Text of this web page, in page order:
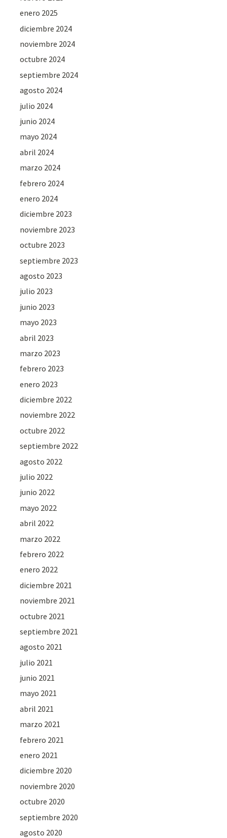
enero 2025
diciembre 2024
noviembre 2024
octubre 2024
septiembre 2024
agosto 2024
julio 2024
junio 2024
mayo 2024
abril 2024
marzo 2024
febrero 2024
enero 2024
diciembre 2023
noviembre 2023
octubre 2023
septiembre 2023
agosto 2023
julio 2023
junio 2023
mayo 2023
abril 2023
marzo 2023
febrero 2023
enero 2023
diciembre 2022
noviembre 2022
octubre 2022
septiembre 2022
agosto 2022
julio 2022
junio 2022
mayo 2022
abril 2022
marzo 2022
febrero 2022
enero 2022
diciembre 2021
noviembre 2021
octubre 2021
septiembre 2021
agosto 2021
julio 2021
junio 2021
mayo 2021
abril 2021
marzo 2021
febrero 2021
enero 2021
diciembre 2020
noviembre 2020
octubre 2020
septiembre 2020
agosto 2020